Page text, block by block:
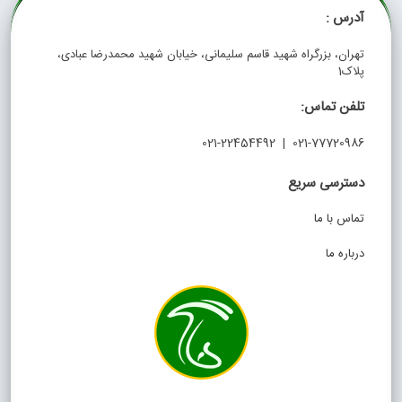
آدرس :
تهران، بزرگراه شهید قاسم سلیمانی، خیابان شهید محمدرضا عبادی،
پلاک1
تلفن تماس:
021-77720986 | 021-22454492
دسترسی سریع
تماس با ما
درباره ما